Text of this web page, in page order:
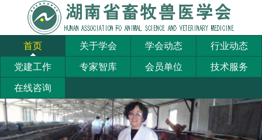
首页 关于学会 学会动态 行业动态
党建工作 专家智库 会员单位 技术服务
在线咨询